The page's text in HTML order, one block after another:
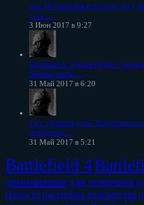
ыы: Не знаю как и почему, но у
уста......
3 Июн 2017 в 9:27
Konstantin: Здравствуйте.
Помню прем......
31 Май 2017 в 6:20
Тар: Добрый день! Подскажите
позавчера......
31 Май 2017 в 5:21
Battlefield 4
дополнениедля новичков
Новости настройка компьютера